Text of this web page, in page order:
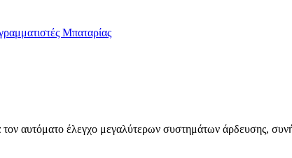
Μπαταρίας
αυτόματο έλεγχο μεγαλύτερων συστημάτων άρδευσης,